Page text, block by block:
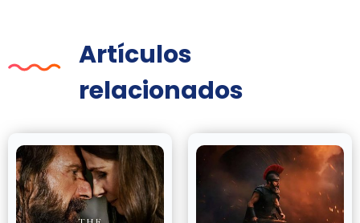
Artículos
relacionados